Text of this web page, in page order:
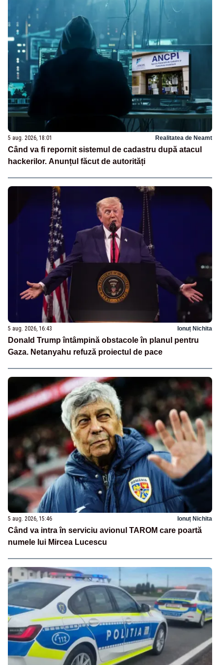
5 aug. 2026, 18:01 Realitatea de Neamt
Când va fi repornit sistemul de cadastru după atacul
hackerilor. Anunțul făcut de autorități
5 aug. 2026, 16:43 Ionuț Nichita
Donald Trump întâmpină obstacole în planul pentru
Gaza. Netanyahu refuză proiectul de pace
5 aug. 2026, 15:46 Ionuț Nichita
Când va intra în serviciu avionul TAROM care poartă
numele lui Mircea Lucescu